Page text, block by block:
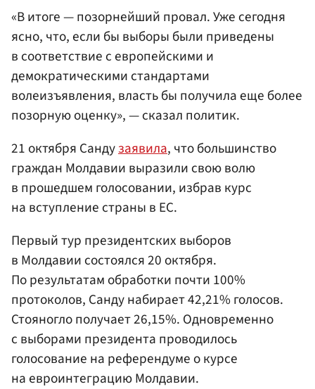
«В итоге — позорнейший провал. Уже сегодня
ясно, что, если бы выборы были приведены
в соответствие с европейскими и
демократическими стандартами
волеизъявления, власть бы получила еще более
позорную оценку», — сказал политик.
21 октября Сандузаявила, что большинство
граждан Молдавии выразили свою волю
в прошедшем голосовании, избрав курс
на вступление страны в ЕС.
Первый тур президентских выборов
в Молдавии состоялся 20 октября.
По результатам обработки почти 100%
протоколов, Санду набирает 42,21% голосов.
Стояногло получает 26,15%. Одновременно
с выборами президента проводилось
голосование на референдуме о курсе
на евроинтеграцию Молдавии.